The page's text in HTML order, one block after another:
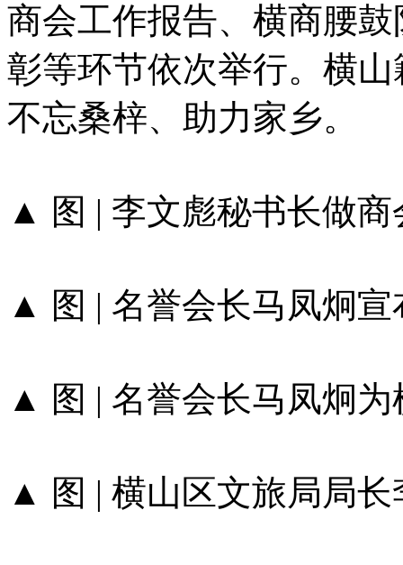
商会工作报告、横商腰
彰等环节依次举行。横
不忘桑梓、助力家乡。
▲ 图 | 李文彪秘书长做商
▲ 图 | 名誉会长马凤炯
▲ 图 | 名誉会长马凤炯
▲ 图 | 横山区文旅局局